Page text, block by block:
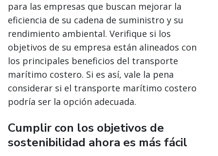
para las empresas que buscan mejorar la
eficiencia de su cadena de suministro y su
rendimiento ambiental. Verifique si los
objetivos de su empresa están alineados con
los principales beneficios del transporte
marítimo costero. Si es así, vale la pena
considerar si el transporte marítimo costero
podría ser la opción adecuada.
Cumplir con los objetivos de
sostenibilidad ahora es más fácil